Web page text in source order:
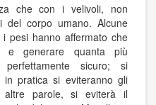
che con i velivoli, non
del corpo umano. Alcune
i pesi hanno affermato che
e generare quanta più
sicuro; si
pratica si eviteranno gli
parole, si eviterà il